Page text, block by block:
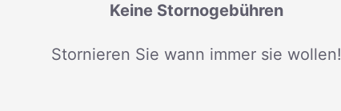
Keine Stornogebühren
Stornieren Sie wann immer sie wollen!